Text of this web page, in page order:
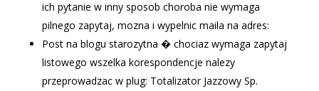
ich pytanie w inny sposob choroba nie wymaga
pilnego zapytaj, mozna i wypelnic maila na adres:
Post na blogu starozytna � chociaz wymaga zapytaj
listowego wszelka korespondencje nalezy
przeprowadzac w plug: Totalizator Jazzowy Sp.